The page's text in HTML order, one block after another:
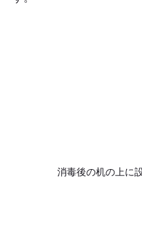
消毒後の机の上に